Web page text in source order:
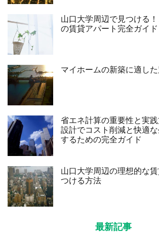
山口大学周辺で見つける
の賃貸アパート完全ガイド
マイホームの新築に適し
省エネ計算の重要性と実
設計でコスト削減と快適
するための完全ガイド
山口大学周辺の理想的な
つける方法
最新記事